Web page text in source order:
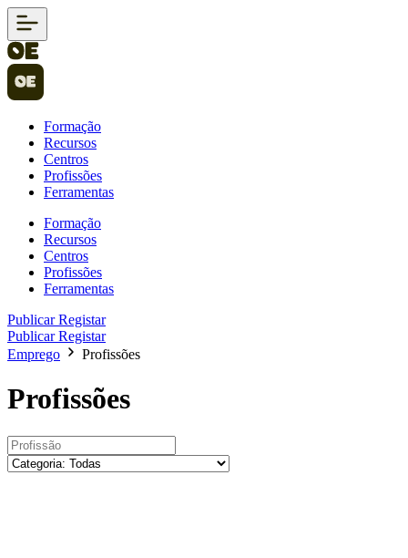
Formação
Recursos
Centros
Profissões
Ferramentas
Formação
Recursos
Centros
Profissões
Ferramentas
PublicarRegistar
PublicarRegistar
Emprego
Profissões
Profissões